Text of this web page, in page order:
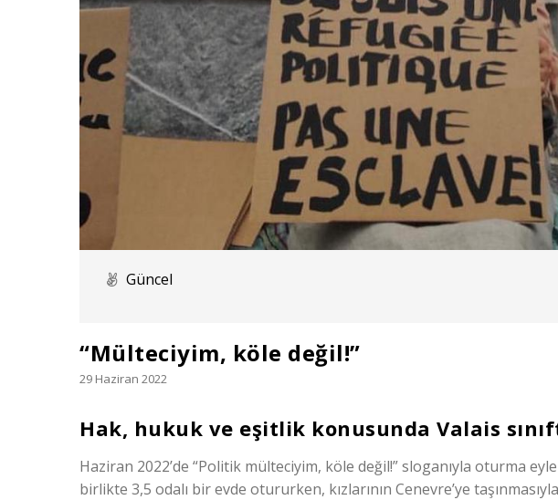
Güncel
“Mülteciyim, köle değil!”
29 Haziran 2022
Hak, hukuk ve eşitlik konusunda Valais
Haziran 2022’de “Politik mülteciyim, köle değil!” sloganıyla oturma
birlikte 3,5 odalı bir evde otururken, kızlarının Cenevre’ye